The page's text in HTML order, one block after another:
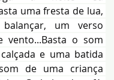
uma fresta de lua,
um verso
vento...Basta o som
e uma batida
de uma criança